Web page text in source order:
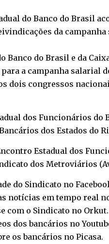
do Banco do Brasil
da
Banco do Brasil e da
a campanha salarial
dois congressos
dos Funcionários do
dos Estados do
Estadual dos
dos Metroviários
do Sindicato no
notícias em tempo real
com o Sindicato no Orkut.
dos bancários no
os bancários no Picasa.